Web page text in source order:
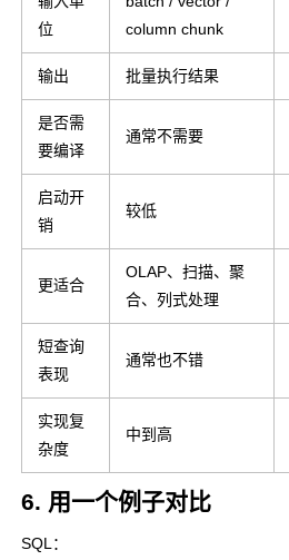
位
column chunk
输出 批量执行结果
是否需
要编译
通常不需要
启动开
销
较低
更适合
OLAP、扫描、聚
合、列式处理
短查询
表现
通常也不错
实现复
杂度
中到高
6. 用一个例子对比
SQL：